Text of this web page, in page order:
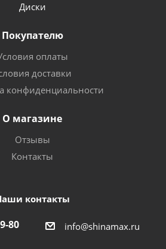
Диски
Покупателю
оплаты
доставки
конфиденциальности
О магазине
Отзывы
Контакты
контакты
80 info@shinamax.ru